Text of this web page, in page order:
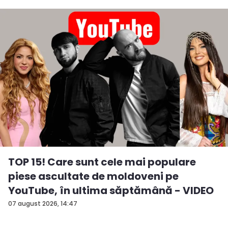
07 august 2026, 14:47
TOP 15! Care sunt cele mai populare
piese ascultate de moldoveni pe
YouTube, în ultima săptămână - VIDEO